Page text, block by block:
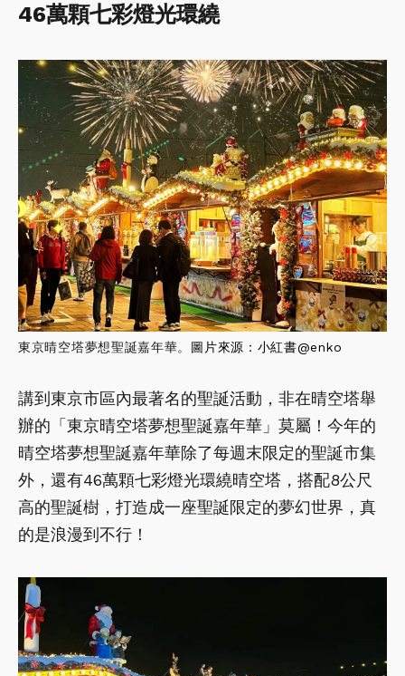
46萬顆七彩燈光環繞
東京晴空塔夢想聖誕嘉年華。 圖片來源：小紅書@enko
講到東京市區內最著名的聖誕活動，非在晴空塔舉
辦的「東京晴空塔夢想聖誕嘉年華」莫屬！今年的
晴空塔夢想聖誕嘉年華除了每週末限定的聖誕市集
外，還有46萬顆七彩燈光環繞晴空塔，搭配8公尺
高的聖誕樹，打造成一座聖誕限定的夢幻世界，真
的是浪漫到不行！